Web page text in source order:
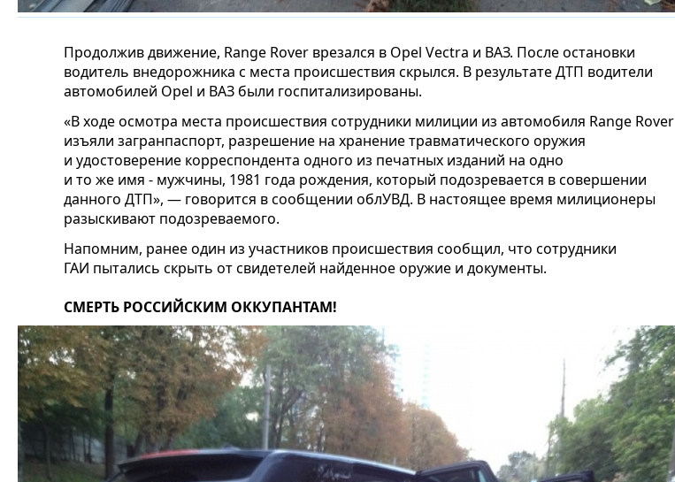
Продолжив движение, Range Rover врезался в Opel Veсtra и ВАЗ. После остановки
водитель внедорожника с места происшествия скрылся. В результате ДТП водители
автомобилей Оpel и ВАЗ были госпитализированы.
«В ходе осмотра места происшествия сотрудники милиции из автомобиля Range Rover
изъяли загранпаспорт, разрешение на хранение травматического оружия
и удостоверение корреспондента одного из печатных изданий на одно
и то же имя - мужчины, 1981 года рождения, который подозревается в совершении
данного ДТП», — говорится в сообщении облУВД. В настоящее время милиционеры
разыскивают подозреваемого.
Напомним, ранее один из участников происшествия сообщил, что сотрудники
ГАИ пытались скрыть от свидетелей найденное оружие и документы.
СМЕРТЬ РОССИЙСКИМ ОККУПАНТАМ!